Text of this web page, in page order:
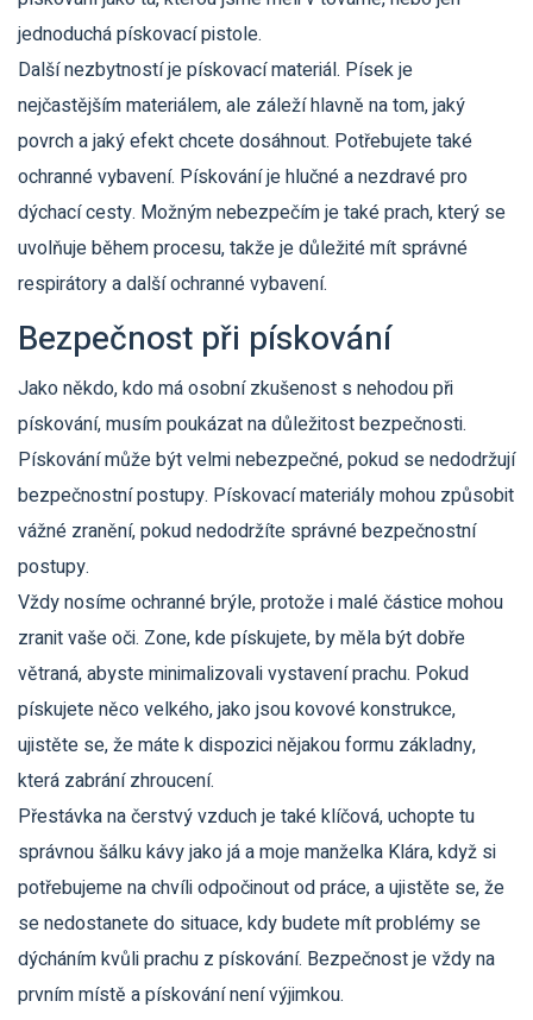
jednoduchá pískovací pistole.
Další nezbytností je pískovací materiál. Písek je
nejčastějším materiálem, ale záleží hlavně na tom, jaký
povrch a jaký efekt chcete dosáhnout. Potřebujete také
ochranné vybavení. Pískování je hlučné a nezdravé pro
dýchací cesty. Možným nebezpečím je také prach, který se
uvolňuje během procesu, takže je důležité mít správné
respirátory a další ochranné vybavení.
Bezpečnost při pískování
Jako někdo, kdo má osobní zkušenost s nehodou při
pískování, musím poukázat na důležitost bezpečnosti.
Pískování může být velmi nebezpečné, pokud se nedodržují
bezpečnostní postupy. Pískovací materiály mohou způsobit
vážné zranění, pokud nedodržíte správné bezpečnostní
postupy.
Vždy nosíme ochranné brýle, protože i malé částice mohou
zranit vaše oči. Zone, kde pískujete, by měla být dobře
větraná, abyste minimalizovali vystavení prachu. Pokud
pískujete něco velkého, jako jsou kovové konstrukce,
ujistěte se, že máte k dispozici nějakou formu základny,
která zabrání zhroucení.
Přestávka na čerstvý vzduch je také klíčová, uchopte tu
správnou šálku kávy jako já a moje manželka Klára, když si
potřebujeme na chvíli odpočinout od práce, a ujistěte se, že
se nedostanete do situace, kdy budete mít problémy se
dýcháním kvůli prachu z pískování. Bezpečnost je vždy na
prvním místě a pískování není výjimkou.